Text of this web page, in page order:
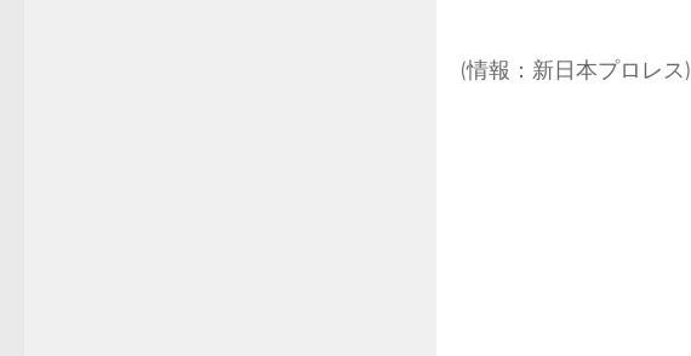
(情報：新日本プロレス)